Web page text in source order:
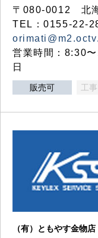
〒080-0012 北
TEL：0155-22-
営業時間：8:30
日
販売可 工
（有）ともやす金物店